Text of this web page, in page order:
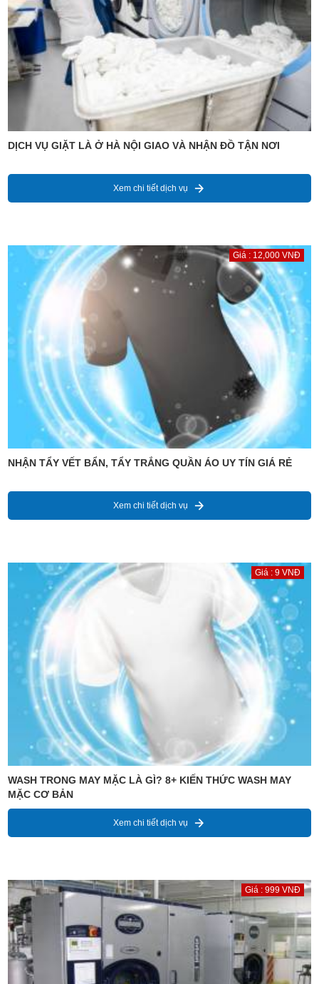
DỊCH VỤ GIẶT LÀ Ở HÀ NỘI GIAO VÀ NHẬN ĐỒ TẬN NƠI
Xem chi tiết dịch vụ
Giá : 12,000 VNĐ
NHẬN TẨY VẾT BẨN, TẨY TRẮNG QUẦN ÁO UY TÍN GIÁ RẺ
Xem chi tiết dịch vụ
Giá : 9 VNĐ
WASH TRONG MAY MẶC LÀ GÌ? 8+ KIẾN THỨC WASH MAY
MẶC CƠ BẢN
Xem chi tiết dịch vụ
Giá : 999 VNĐ